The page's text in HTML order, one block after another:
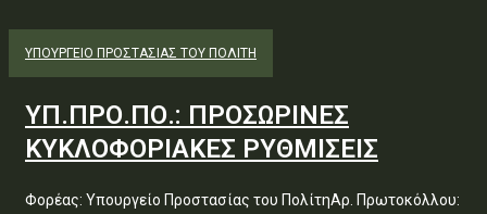
ΥΠΟΥΡΓΕΊΟ ΠΡΟΣΤΑΣΊΑΣ ΤΟΥ ΠΟΛΊΤΗ
ΥΠ.ΠΡΟ.ΠΟ.: ΠΡΟΣΩΡΙΝΕΣ
ΚΥΚΛΟΦΟΡΙΑΚΕΣ ΡΥΘΜΙΣΕΙΣ
Φορέας: Υπουργείο Προστασίας του ΠολίτηΑρ. Πρωτοκόλλου: